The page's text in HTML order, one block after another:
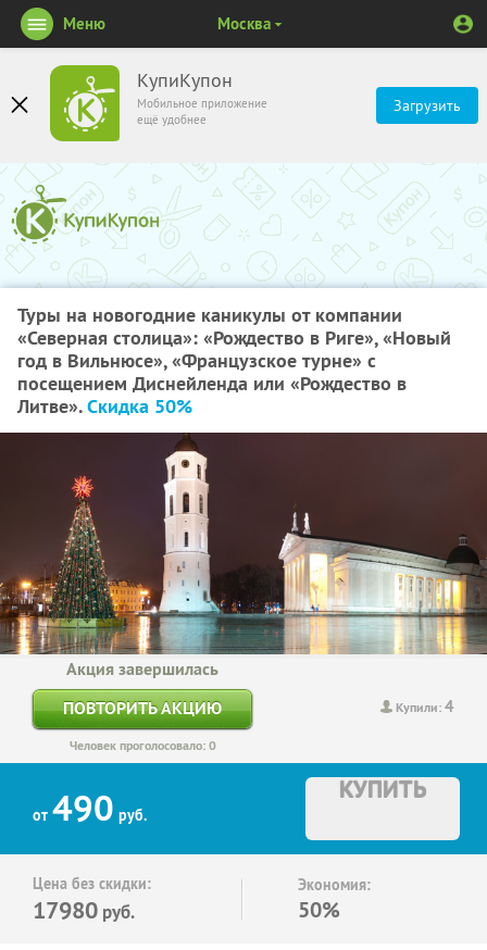
КупиКупон
Мобильное приложение
ещё удобнее
Загрузить
Меню Москва
Туры на новогодние каникулы от компании
«Северная столица»: «Рождество в Риге», «Новый
год в Вильнюсе», «Французское турне» с
посещением Диснейленда или «Рождество в
Литве».Скидка 50%
Купили:4
Акция завершилась
ПОВТОРИТЬ АКЦИЮ
Человек проголосовало: 0
от 490 руб.
КУПИТЬ
Цена без скидки:
17980 руб.
Экономия:
50%